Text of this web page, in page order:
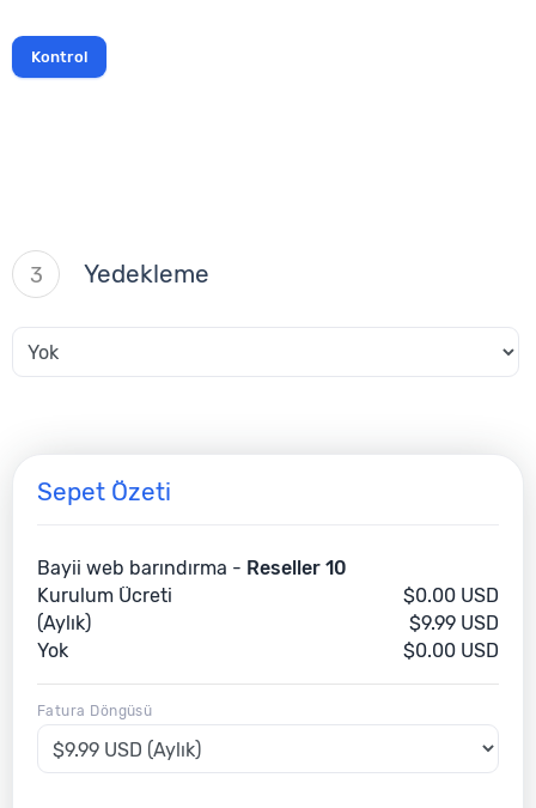
3 Yedekleme
Sepet Özeti
Bayii web barındırma - Reseller 10
Kurulum Ücreti
$0.00 USD
(Aylık)
$9.99 USD
Yok
$0.00 USD
Fatura Döngüsü